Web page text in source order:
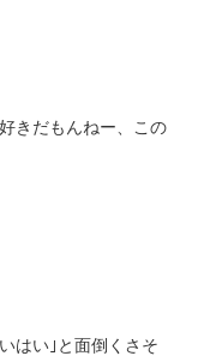
きだもんねー、この
はい｣と面倒くさそ